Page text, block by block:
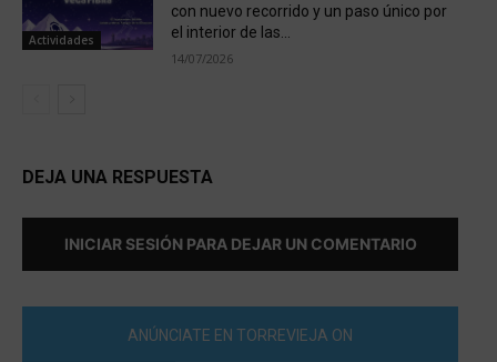
Actividades
con nuevo recorrido y un paso único por
el interior de las...
14/07/2026
DEJA UNA RESPUESTA
INICIAR SESIÓN PARA DEJAR UN COMENTARIO
ANÚNCIATE EN TORREVIEJA ON